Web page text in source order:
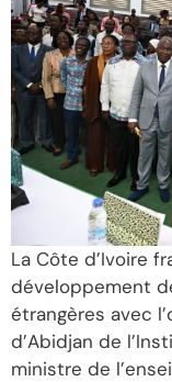
La Côte d’Ivoire
développement
étrangères avec
d’Abidjan de
ministre de